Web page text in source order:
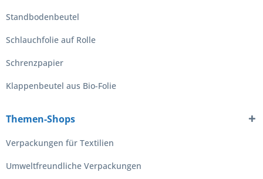
Standbodenbeutel
Schlauchfolie auf Rolle
Schrenzpapier
Klappenbeutel aus Bio-Folie
Themen-Shops
Verpackungen für Textilien
Umweltfreundliche Verpackungen